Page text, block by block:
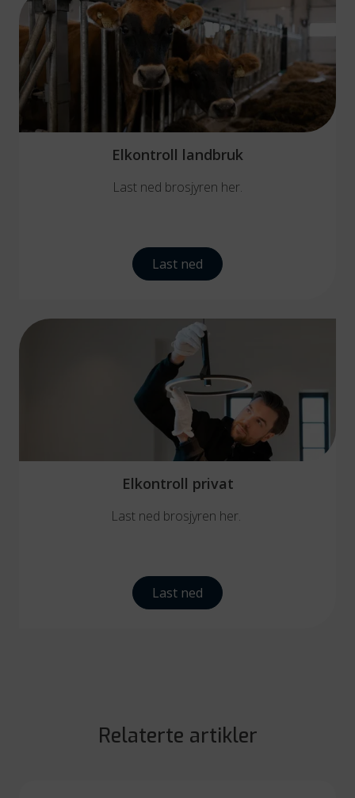
Elkontroll landbruk
Last ned brosjyren her.
Last ned
Elkontroll privat
Last ned brosjyren her.
Last ned
Relaterte artikler